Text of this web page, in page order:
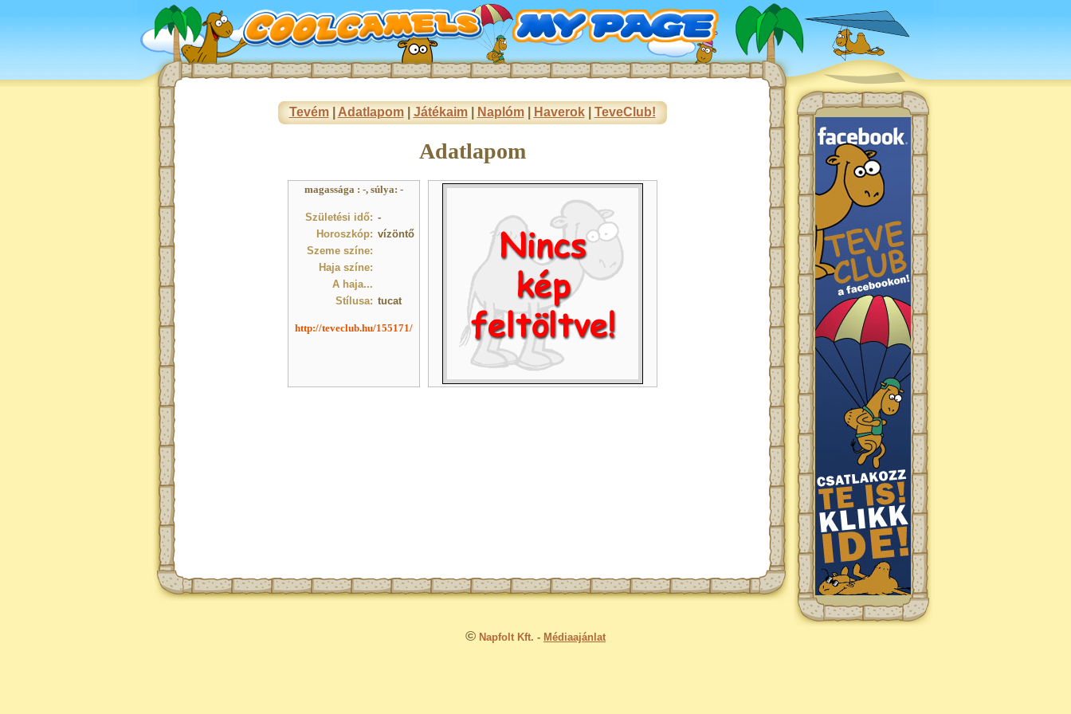
Tevém| Adatlapom| Játékaim| Naplóm| Haverok| TeveClub!
Adatlapom
magassága : -, súlya: -
Születési idő: -
Horoszkóp: vízöntő
Szeme színe:
Haja színe:
A haja...
Stílusa: tucat
http://teveclub.hu/155171/
© Napfolt Kft. - Médiaajánlat